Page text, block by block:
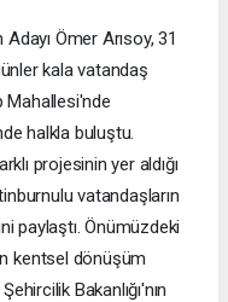
Ömer Arısoy, 31
kala vatandaş
Mahallesi'nde
halkla buluştu.
projesinin yer aldığı
vatandaşların
paylaştı. Önümüzdeki
kentsel dönüşüm
Bakanlığı'nın